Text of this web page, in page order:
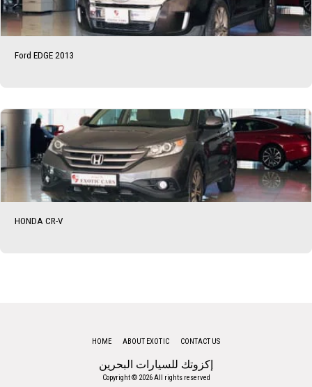
Ford EDGE 2013
HONDA CR-V
إكزوتك للسيارات البحرين
Copyright © 2026 All rights reserved
HOME ABOUT EXOTIC CONTACT US